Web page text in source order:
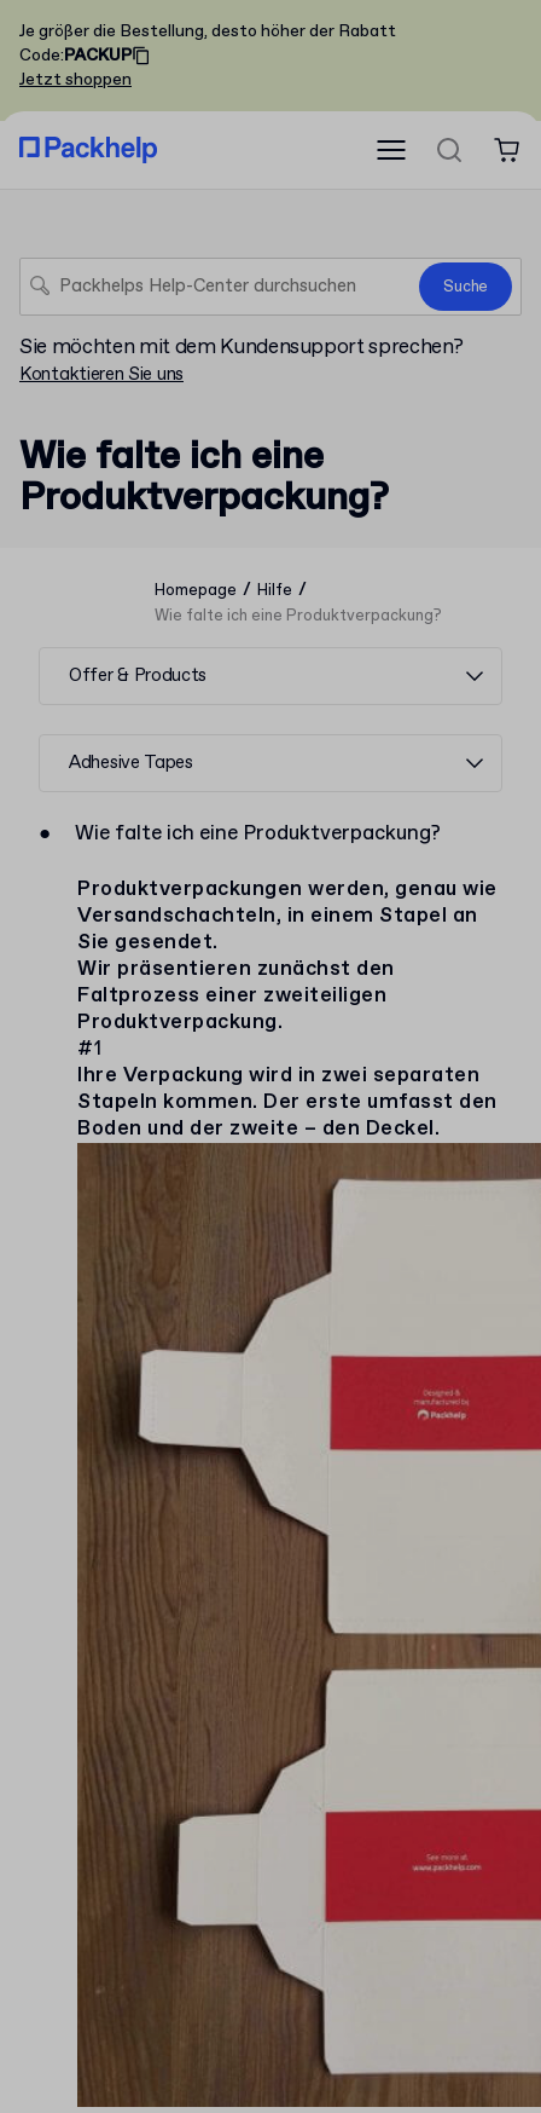
Je größer die Bestellung, desto höher der Rabatt
Code:PACKUP
Jetzt shoppen
Suche
Sie möchten mit dem Kundensupport sprechen?
Kontaktieren Sie uns
Wie falte ich eine
Produktverpackung?
Homepage / Hilfe /
Wie falte ich eine Produktverpackung?
Offer & Products
Adhesive Tapes
●
Wie falte ich eine Produktverpackung?
Produktverpackungen werden, genau wie
Versandschachteln, in einem Stapel an
Sie gesendet.
Wir präsentieren zunächst den
Faltprozess einer zweiteiligen
Produktverpackung.
#1
Ihre Verpackung wird in zwei separaten
Stapeln kommen. Der erste umfasst den
Boden und der zweite – den Deckel.